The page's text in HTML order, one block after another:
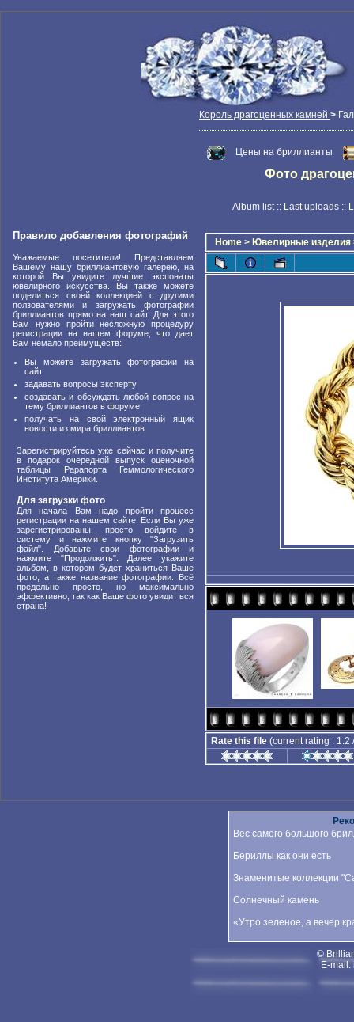
Король драгоценных камней >
Цены на бриллианты
Фото
Album list:: Last uploads::
Правило добавления фотографий
Уважаемые посетители! Представляем
Вашему нашу бриллиантовую галерею, на
которой Вы увидите лучшие экспонаты
ювелирного искусства. Вы также можете
поделиться своей коллекцией с другими
ползователями и загружать фотографии
бриллиантов прямо на наш сайт. Для этого
Вам нужно пройти несложную процедуру
регистрации на нашем форуме, что дает
Вам немало преимуществ:
Вы можете загружать фотографии на
сайт
задавать вопросы эксперту
создавать и обсуждать любой вопрос на
тему бриллиантов в форуме
получать на свой электронный ящик
новости из мира бриллиантов
Зарегистрируйтесь уже сейчас и получите
в подарок очередной выпуск оценочной
таблицы Рарапорта Геммологического
Института Америки.
Для загрузки фото
Для начала Вам надо пройти процесс
регистрации на нашем сайте. Если Вы уже
зарегистрированы, просто войдите в
систему и нажмите кнопку "Загрузить
файл". Добавьте свои фотографии и
нажмите "Продолжить". Далее укажите
альбом, в котором будет храниться Ваше
фото, а также название фотографии. Всё
предельно просто, но максимально
эффективно, так как Ваше фото увидит вся
страна!
Home > Ювелирные изделия
Rate this file (current rating : 1.2
Вес самого большого
Бериллы как они есть
Знаменитые коллекции
Солнечный камень
«Утро зеленое, а вечер
©
E-mail: